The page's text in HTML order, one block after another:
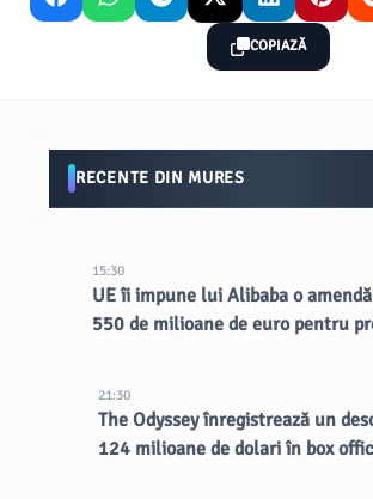
COPIAZĂ
RECENTE DIN MURES
15:30
UE îi impune lui Alibaba o
550 de milioane de euro pentru
21:30
The Odyssey înregistrează un
124 milioane de dolari în box